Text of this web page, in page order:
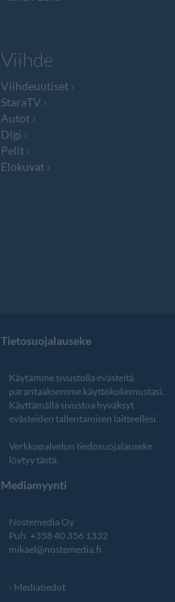
Viihde
Viihdeuutiset
StaraTV
Autot
Digi
Pelit
Elokuvat
Tietosuojalauseke
Käytämme sivustolla evästeitä
parantaaksemme käyttökokemustasi.
Käyttämällä sivustoa hyväksyt
evästeiden tallentamisen laitteellesi.
Verkkopalvelun tiedosuojalauseke
löytyy tästä
Mediamyynti
Nostemedia Oy
Puh. +358 40 356 1332
mikael@nostemedia.fi
Mediatiedot